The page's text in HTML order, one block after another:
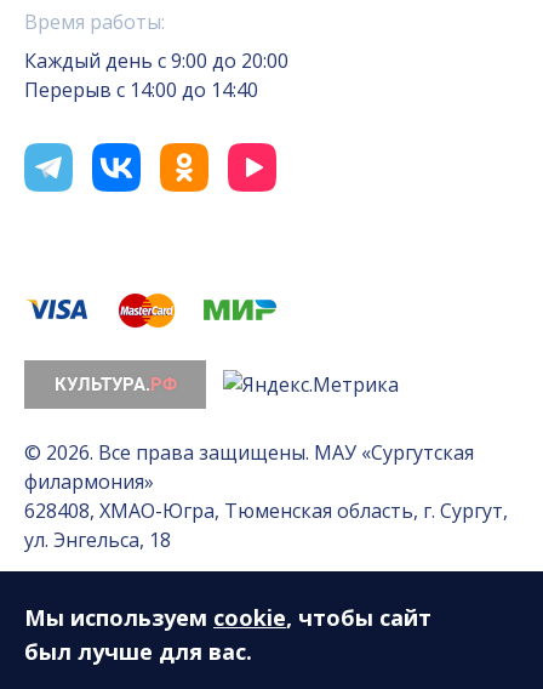
Время работы:
Каждый день с 9:00 до 20:00
Перерыв с 14:00 до 14:40
© 2026. Все права защищены. МАУ «Сургутская
филармония»
628408, ХМАО-Югра, Тюменская область, г. Сургут,
ул. Энгельса, 18
Разработка сайта — Интернет-лаборатория
«Делиссимо»
Мы используем cookie, чтобы сайт
был лучше для вас.